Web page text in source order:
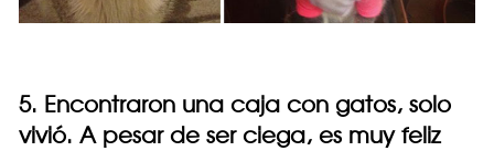
5. Encontraron una caja con gatos, solo
vivió. A pesar de ser ciega, es muy feliz